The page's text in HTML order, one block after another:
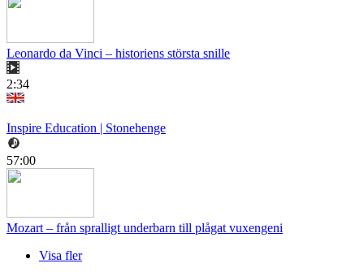
Leonardo da Vinci – historiens största snille
2:34
Inspire Education | Stonehenge
57:00
Mozart – från spralligt underbarn till plågat vuxengeni
Visa fler